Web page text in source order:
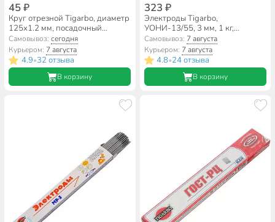
45 ₽
Круг отрезной Tigarbo, диаметр
125х1.2 мм, посадочный
диаметр 22 мм, зернистость
F60, 14А
Самовывоз:сегодня
Курьером: 7 августа
4.9•32 отзыва
В корзину
323 ₽
Электроды Tigarbo,
УОНИ-13/55, 3 мм, 1 кг,
картонная коробка
Самовывоз: 7 августа
Курьером: 7 августа
4.8•24 отзыва
В корзину